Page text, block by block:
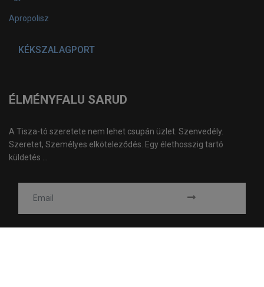
Apropolisz
KÉKSZALAGPORT
ÉLMÉNYFALU SARUD
A Tisza-tó szeretete nem lehet csupán üzlet. Szenvedély.
Szeretet, Személyes elköteleződés. Egy élethosszig tartó
küldetés ...